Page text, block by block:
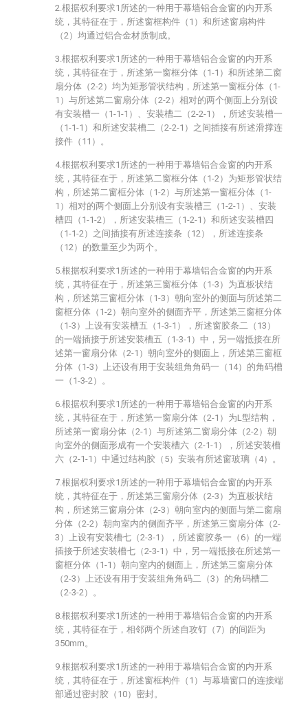
2.根据权利要求1所述的一种用于幕墙铝合金窗的内开系
统，其特征在于，所述窗框构件（1）和所述窗扇构件
（2）均通过铝合金材质制成。
3.根据权利要求1所述的一种用于幕墙铝合金窗的内开系
统，其特征在于，所述第一窗框分体（1-1）和所述第二窗
扇分体（2-2）均为矩形管状结构，所述第一窗框分体（1-
1）与所述第二窗扇分体（2-2）相对的两个侧面上分别设
有安装槽一（1-1-1）、安装槽二（2-2-1），所述安装槽一
（1-1-1）和所述安装槽二（2-2-1）之间插接有所述滑撑连
接件（11）。
4.根据权利要求1所述的一种用于幕墙铝合金窗的内开系
统，其特征在于，所述第二窗框分体（1-2）为矩形管状结
构，所述第二窗框分体（1-2）与所述第一窗框分体（1-
1）相对的两个侧面上分别设有安装槽三（1-2-1）、安装
槽四（1-1-2），所述安装槽三（1-2-1）和所述安装槽四
（1-1-2）之间插接有所述连接条（12），所述连接条
（12）的数量至少为两个。
5.根据权利要求1所述的一种用于幕墙铝合金窗的内开系
统，其特征在于，所述第三窗框分体（1-3）为直板状结
构，所述第三窗框分体（1-3）朝向室外的侧面与所述第二
窗框分体（1-2）朝向室外的侧面齐平，所述第三窗框分体
（1-3）上设有安装槽五（1-3-1），所述窗胶条二（13）
的一端插接于所述安装槽五（1-3-1）中，另一端抵接在所
述第一窗扇分体（2-1）朝向室外的侧面上，所述第三窗框
分体（1-3）上还设有用于安装组角角码一（14）的角码槽
一（1-3-2）。
6.根据权利要求1所述的一种用于幕墙铝合金窗的内开系
统，其特征在于，所述第一窗扇分体（2-1）为L型结构，
所述第一窗扇分体（2-1）与所述第二窗扇分体（2-2）朝
向室外的侧面形成有一个安装槽六（2-1-1），所述安装槽
六（2-1-1）中通过结构胶（5）安装有所述窗玻璃（4）。
7.根据权利要求1所述的一种用于幕墙铝合金窗的内开系
统，其特征在于，所述第三窗扇分体（2-3）为直板状结
构，所述第三窗扇分体（2-3）朝向室内的侧面与第二窗扇
分体（2-2）朝向室内的侧面齐平，所述第三窗扇分体（2-
3）上设有安装槽七（2-3-1），所述窗胶条一（6）的一端
插接于所述安装槽七（2-3-1）中，另一端抵接在所述第一
窗框分体（1-1）朝向室内的侧面上，所述第三窗扇分体
（2-3）上还设有用于安装组角角码二（3）的角码槽二
（2-3-2）。
8.根据权利要求1所述的一种用于幕墙铝合金窗的内开系
统，其特征在于，相邻两个所述自攻钉（7）的间距为
350mm。
9.根据权利要求1所述的一种用于幕墙铝合金窗的内开系
统，其特征在于，所述窗框构件（1）与幕墙窗口的连接端
部通过密封胶（10）密封。